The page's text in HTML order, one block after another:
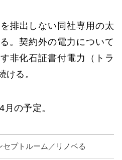
排出しない同社専用の太
。契約外の電力について
非化石証書付電力（トラ
ける。
の予定。
プトルーム／リノベる